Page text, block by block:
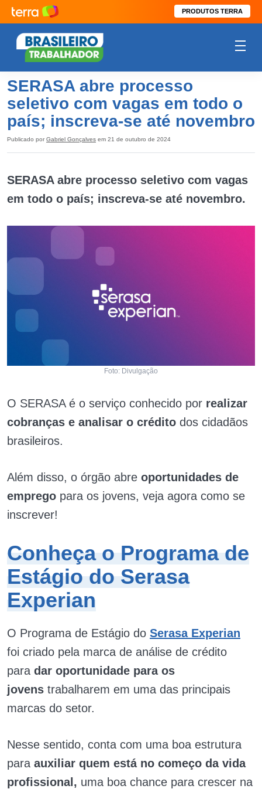
PRODUTOS TERRA
SERASA abre processo
seletivo com vagas em todo o
país; inscreva-se até novembro
Publicado por Gabriel Gonçalves em 21 de outubro de 2024
SERASA abre processo seletivo com vagas
em todo o país; inscreva-se até novembro.
Foto: Divulgação
O SERASA é o serviço conhecido por realizar
cobranças e analisar o crédito dos cidadãos
brasileiros.
Além disso, o órgão abre oportunidades de
emprego para os jovens, veja agora como se
inscrever!
Conheça o Programa de
Estágio do Serasa
Experian
O Programa de Estágio do Serasa Experian
foi criado pela marca de análise de crédito
para dar oportunidade para os
jovens trabalharem em uma das principais
marcas do setor.
Nesse sentido, conta com uma boa estrutura
para auxiliar quem está no começo da vida
profissional, uma boa chance para crescer na